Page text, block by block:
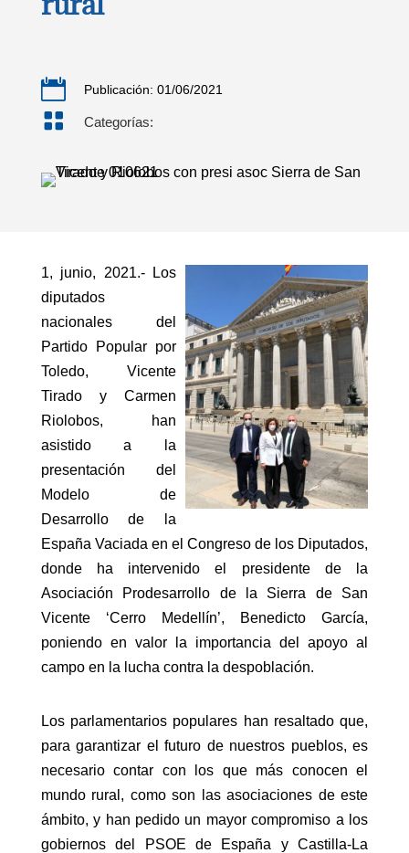
 Publicación: 01/06/2021
 Categorías:
1, junio, 2021.- Los
diputados
nacionales del
Partido Popular por
Toledo, Vicente
Tirado y Carmen
Riolobos, han
asistido a la
presentación del
Modelo de
Desarrollo de la
España Vaciada en el Congreso de los Diputados,
donde ha intervenido el presidente de la
Asociación Prodesarrollo de la Sierra de San
Vicente ‘Cerro Medellín’, Benedicto García,
poniendo en valor la importancia del apoyo al
campo en la lucha contra la despoblación.
Los parlamentarios populares han resaltado que,
para garantizar el futuro de nuestros pueblos, es
necesario contar con los que más conocen el
mundo rural, como son las asociaciones de este
ámbito, y han pedido un mayor compromiso a los
gobiernos del PSOE de España y Castilla-La